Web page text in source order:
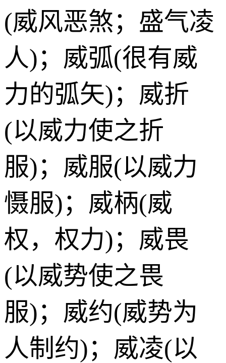
(威风恶煞；盛气凌
人)；威弧(很有威
力的弧矢)；威折
(以威力使之折
服)；威服(以威力
慑服)；威柄(威
权，权力)；威畏
(以威势使之畏
服)；威约(威势为
人制约)；威凌(以